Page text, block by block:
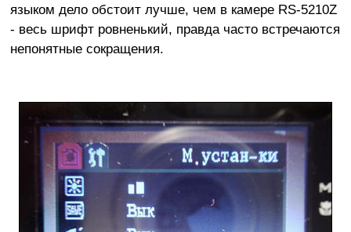
языком дело обстоит лучше, чем в камере RS-5210Z
- весь шрифт ровненький, правда часто встречаются
непонятные сокращения.